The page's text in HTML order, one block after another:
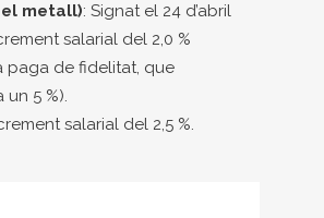
el metall): Signat el 24 d’abril
salarial del 2,0 %
paga de fidelitat, que
un 5 %).
salarial del 2,5 %.